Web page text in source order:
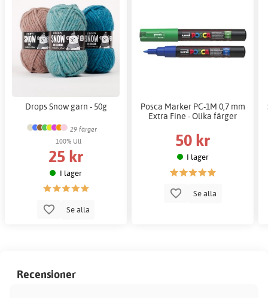
Drops Snow garn - 50g
29 färger
100% Ull
25 kr
I lager
Se alla
Posca Marker PC-1M 0,7 mm
Extra Fine - Olika färger
50 kr
I lager
Se alla
Recensioner